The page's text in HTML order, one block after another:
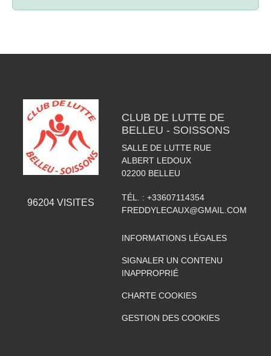
96204VISITES
CLUB DE LUTTE DE
BELLEU - SOISSONS
SALLE DE LUTTE RUE
ALBERT LEDOUX
02200 BELLEU
TÉL. : +33607114354
FREDDYLECAUX@GMAIL.COM
INFORMATIONS LÉGALES
SIGNALER UN CONTENU
INAPPROPRIÉ
CHARTE COOKIES
GESTION DES COOKIES